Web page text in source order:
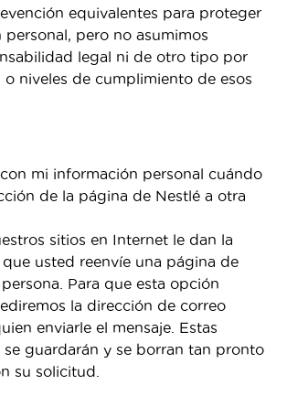
equivalentes para proteger
pero no asumimos
legal ni de otro tipo por
o niveles de cumplimiento de esos
con mi información personal cuándo
de la página de Nestlé a otra
sitios en Internet le dan la
usted reenvíe una página de
Para que esta opción
la dirección de correo
enviarle el mensaje. Estas
se guardarán y se borran tan pronto
su solicitud.